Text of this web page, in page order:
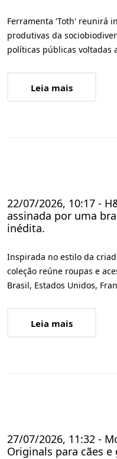
Ferramenta 'Toth' reunirá
produtivas da
políticas públicas voltadas
Leia mais
22/07/2026, 10:17 -
assinada por uma
inédita.
Inspirada no estilo da
coleção reúne roupas e
Brasil, Estados Unidos,
Leia mais
27/07/2026, 11:32 -
Originals para cães